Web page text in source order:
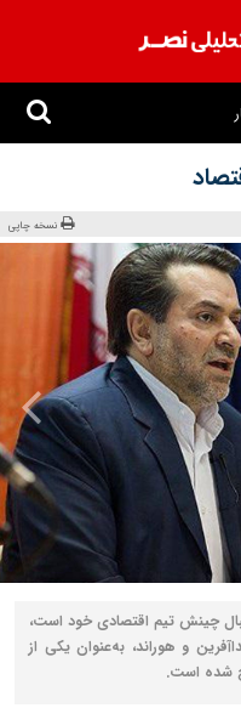
نسخه چاپی
چینش تیم اقتصادی خود است،
و هوراند، به‌عنوان یکی از
شده است.